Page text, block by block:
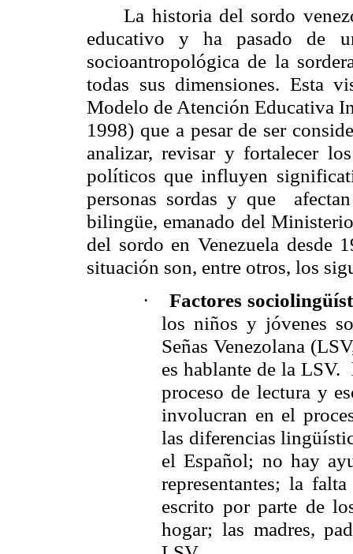
La historia del sordo
educativo y ha pasado de
socioantropológica de la
todas sus dimensiones. Esta
Modelo de Atención Educativa
1998) que a pesar de ser
analizar, revisar y fortalecer
políticos que influyen
personas sordas y que
bilingüe, emanado del
del sordo en Venezuela desde
situación son, entre otros, los
·
Factores
los niños y jóvenes
Señas Venezolana
es hablante de la
proceso de lectura y
involucran en el
las diferencias
el Español; no hay
representantes; la
escrito por parte de
hogar; las madres,